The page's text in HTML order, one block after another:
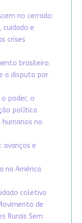
no cerrado:
e
crises
brasileiro:
a disputa por
poder, o
política
no
avanços e
na América
coletivo
de
Rurais Sem